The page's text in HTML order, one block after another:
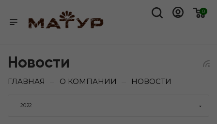
0
Новости
ГЛАВНАЯ О КОМПАНИИ НОВОСТИ
2022